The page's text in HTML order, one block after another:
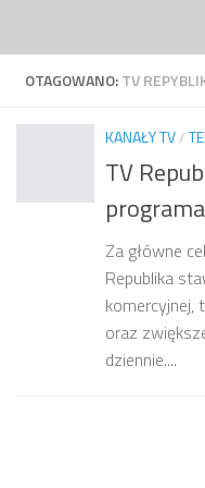
OTAGOWANO:TV
KANAŁY TV/
TV
Za główne
Republika
komercyjnej,
oraz
dziennie....